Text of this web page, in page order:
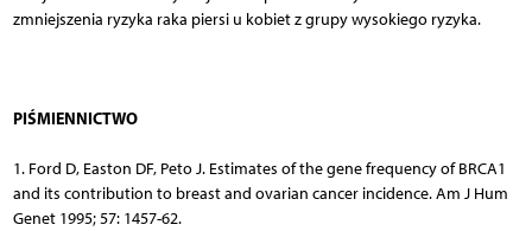
zmniejszenia ryzyka raka piersi u kobiet z grupy wysokiego ryzyka.
PIŚMIENNICTWO
1. Ford D, Easton DF, Peto J. Estimates of the gene frequency of BRCA1
and its contribution to breast and ovarian cancer incidence. Am J Hum
Genet 1995; 57: 1457-62.